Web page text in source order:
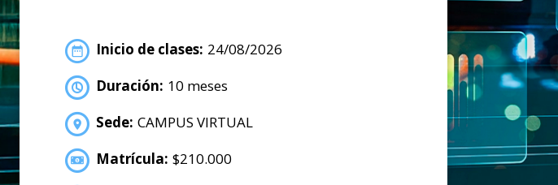
Inicio de clases: 24/08/2026
Duración: 10 meses
Sede: CAMPUS VIRTUAL
Matrícula: $210.000